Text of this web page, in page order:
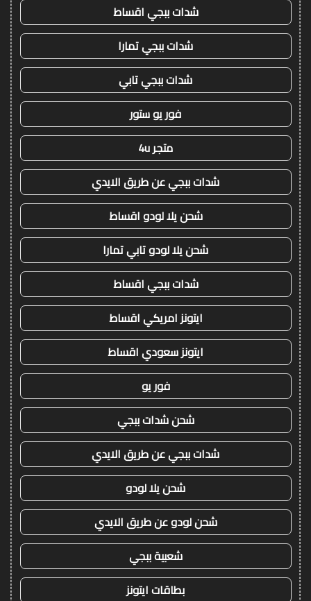
شدات ببجي اقساط
شدات ببجي تمارا
شدات ببجي تابي
فور يو ستور
متجر 4u
شدات ببجي عن طريق الايدي
شحن يلا لودو اقساط
شحن يلا لودو تابي تمارا
شدات ببجي اقساط
ايتونز امريكي اقساط
ايتونز سعودي اقساط
فور يو
شحن شدات ببجي
شدات ببجي عن طريق الايدي
شحن يلا لودو
شحن لودو عن طريق الايدي
شعبية ببجي
بطاقات ايتونز